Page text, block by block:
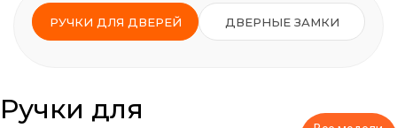
РУЧКИ ДЛЯ ДВЕРЕЙ ДВЕРНЫЕ ЗАМКИ
Ручки для